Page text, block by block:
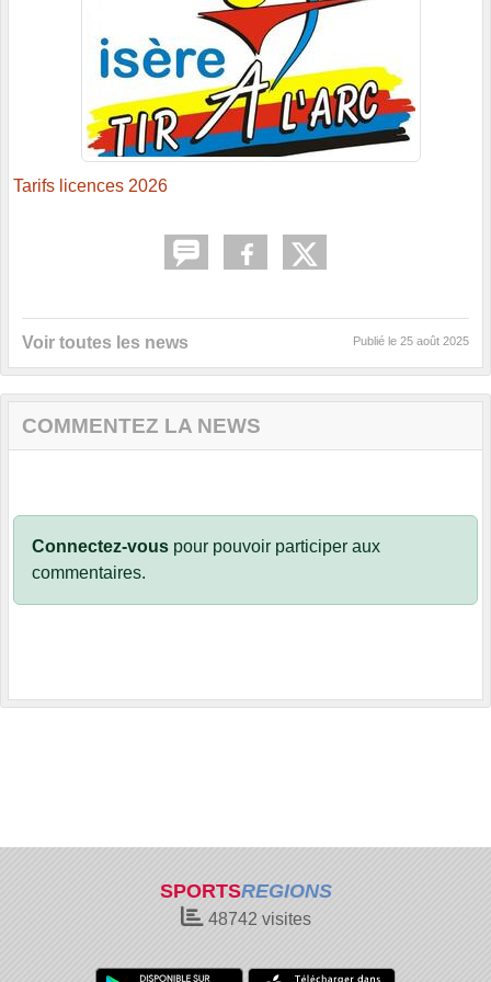
Tarifs licences 2026
Voir toutes les news Publié le 25 août 2025
COMMENTEZ LA NEWS
Connectez-vous pour pouvoir participer aux
commentaires.
SPORTSREGIONS
48742 visites